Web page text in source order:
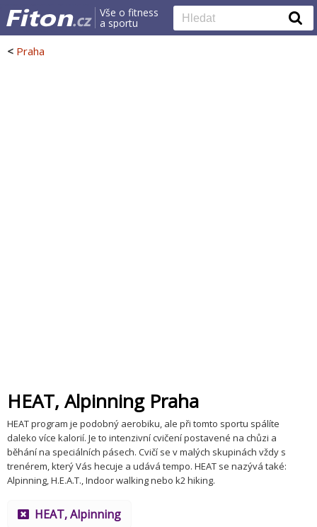
Vše o fitness
a sportu
< Praha
HEAT, Alpinning Praha
HEAT program je podobný aerobiku, ale při tomto sportu spálíte
daleko více kalorií. Je to intenzivní cvičení postavené na chůzi a
běhání na speciálních pásech. Cvičí se v malých skupinách vždy s
trenérem, který Vás hecuje a udává tempo. HEAT se nazývá také:
Alpinning, H.E.A.T., Indoor walking nebo k2 hiking.
HEAT, Alpinning